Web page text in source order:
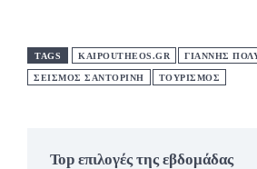
TAGS KAIPOUTHEOS.GR ΓΙΑΝΝΗΣ
ΣΕΙΣΜΟΣ ΣΑΝΤΟΡΙΝΗ ΤΟΥΡΙΣΜΟΣ
Top επιλογές της εβδομάδας